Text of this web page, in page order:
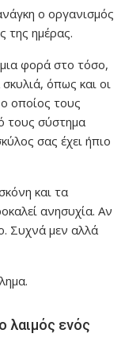
ο οργανισμός
της ημέρας.
φορά στο τόσο,
όπως και οι
οποίος τους
τους σύστημα
σας έχει ήπιο
και τα
ανησυχία. Αν
Συχνά μεν αλλά
λαιμός ενός